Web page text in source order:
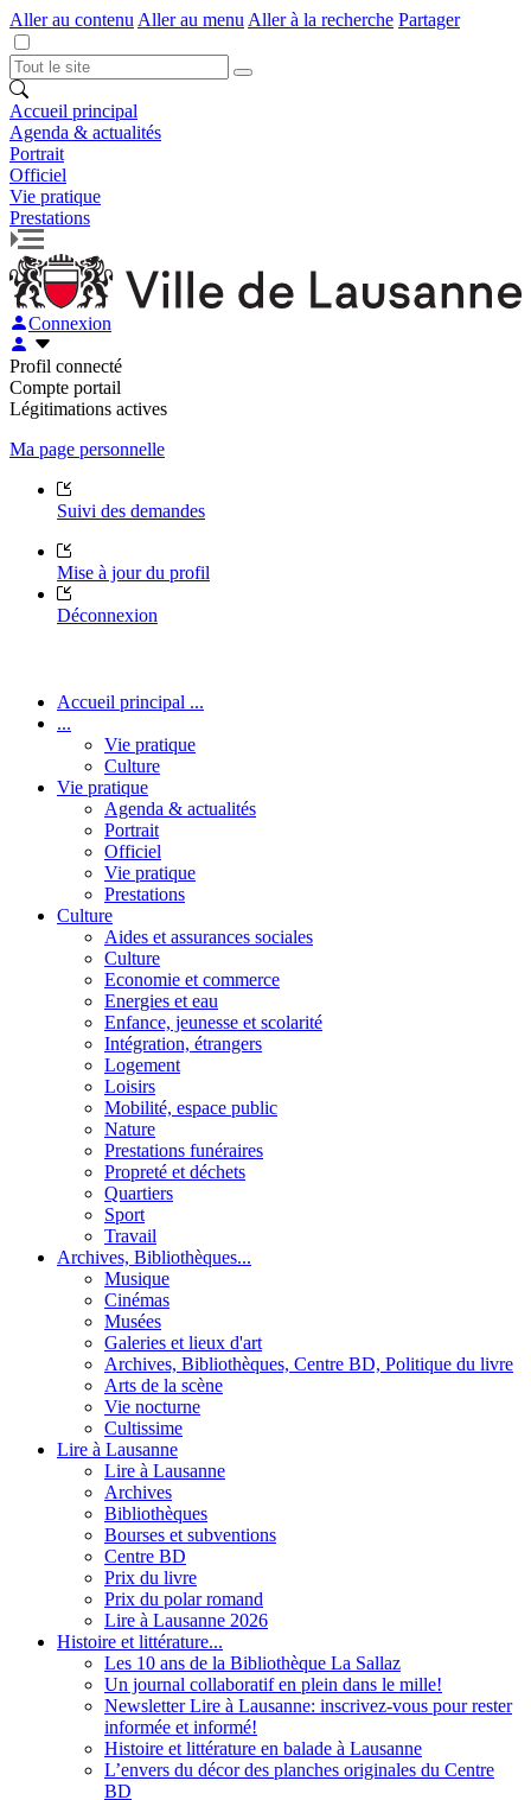
Aller au contenu Aller au menu Aller à la recherche Partager
Accueil principal
Agenda & actualités
Portrait
Officiel
Vie pratique
Prestations
Connexion
Profil connecté
Compte portail
Légitimations actives
Ma page personnelle
Suivi des demandes
Mise à jour du profil
Déconnexion
Accueil principal ...
...
Vie pratique
Culture
Vie pratique
Agenda & actualités
Portrait
Officiel
Vie pratique
Prestations
Culture
Aides et assurances sociales
Culture
Economie et commerce
Energies et eau
Enfance, jeunesse et scolarité
Intégration, étrangers
Logement
Loisirs
Mobilité, espace public
Nature
Prestations funéraires
Propreté et déchets
Quartiers
Sport
Travail
Archives, Bibliothèques...
Musique
Cinémas
Musées
Galeries et lieux d'art
Archives, Bibliothèques, Centre BD, Politique du livre
Arts de la scène
Vie nocturne
Cultissime
Lire à Lausanne
Lire à Lausanne
Archives
Bibliothèques
Bourses et subventions
Centre BD
Prix du livre
Prix du polar romand
Lire à Lausanne 2026
Histoire et littérature...
Les 10 ans de la Bibliothèque La Sallaz
Un journal collaboratif en plein dans le mille!
Newsletter Lire à Lausanne: inscrivez-vous pour rester
informée et informé!
Histoire et littérature en balade à Lausanne
L’envers du décor des planches originales du Centre
BD